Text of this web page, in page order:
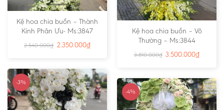
Kệ hoa chia buồn – Thành
Kính Phân Ưu- Ms:3847
2.540.000₫ 2.350.000₫
Kệ hoa chia buồn – Vô
Thường – Ms:3844
3.810.000₫ 3.500.000₫
-3%
-4%